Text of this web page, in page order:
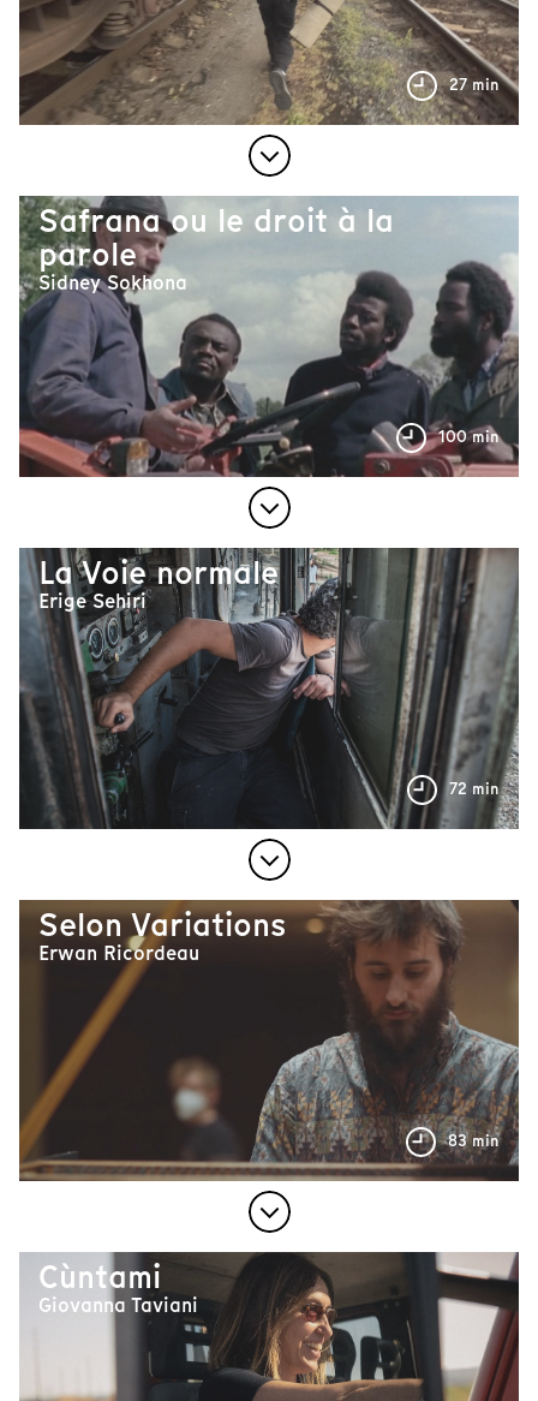
27 min
Safrana ou le droit à la
parole
Sidney Sokhona
100 min
La Voie normale
Erige Sehiri
72 min
Selon Variations
Erwan Ricordeau
83 min
Cùntami
Giovanna Taviani